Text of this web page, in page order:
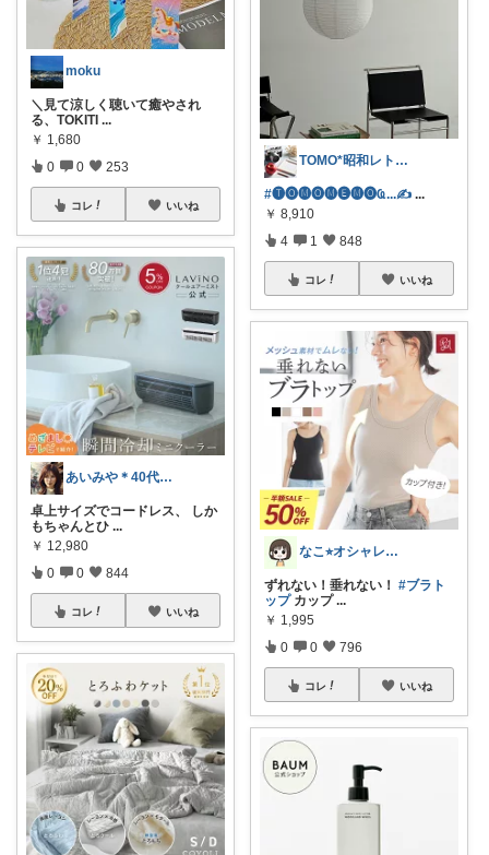
moku
＼見て涼しく聴いて癒やされ
る、TOKITI ...
￥ 1,680
0 0 253
コレ いいね
あいみや＊40代🌷くらしを楽しむ
卓上サイズでコードレス、 しか
もちゃんとひ ...
￥ 12,980
0 0 844
コレ いいね
TOMO*昭和レトロ 📷🍎
#🅣🅞︎🅜🅞︎🅜🅔︎🅜🅞︎︎︎︎Ҩ...✍ ...
￥ 8,910
4 1 848
コレ いいね
なこ⭐︎オシャレとインテリア🪴🌱
ずれない！垂れない！ #ブラト
ップカップ ...
￥ 1,995
0 0 796
コレ いいね